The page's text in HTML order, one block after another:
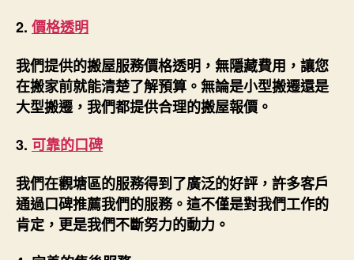
2. 價格透明
我們提供的搬屋服務價格透明，無隱藏費用，讓您
在搬家前就能清楚了解預算。無論是小型搬遷還是
大型搬遷，我們都提供合理的搬屋報價。
3. 可靠的口碑
我們在觀塘區的服務得到了廣泛的好評，許多客戶
通過口碑推薦我們的服務。這不僅是對我們工作的
肯定，更是我們不斷努力的動力。